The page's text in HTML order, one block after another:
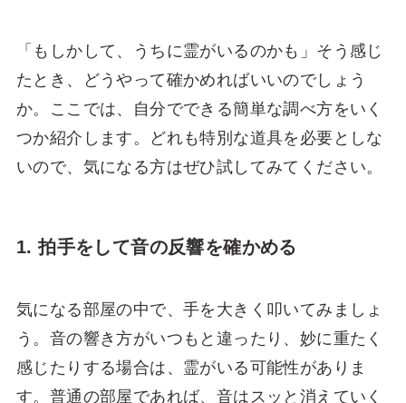
「もしかして、うちに霊がいるのかも」そう感じ
たとき、どうやって確かめればいいのでしょう
か。ここでは、自分でできる簡単な調べ方をいく
つか紹介します。どれも特別な道具を必要としな
いので、気になる方はぜひ試してみてください。
1. 拍手をして音の反響を確かめる
気になる部屋の中で、手を大きく叩いてみましょ
う。音の響き方がいつもと違ったり、妙に重たく
感じたりする場合は、霊がいる可能性がありま
す。普通の部屋であれば、音はスッと消えていく